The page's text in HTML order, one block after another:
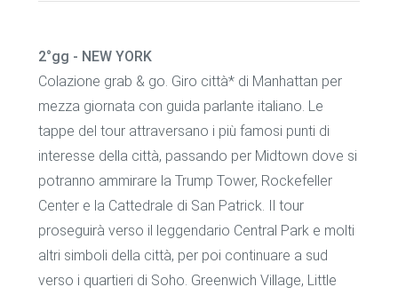
2°gg - NEW YORK
Colazione grab & go. Giro città* di Manhattan per
mezza giornata con guida parlante italiano. Le
tappe del tour attraversano i più famosi punti di
interesse della città, passando per Midtown dove si
potranno ammirare la Trump Tower, Rockefeller
Center e la Cattedrale di San Patrick. Il tour
proseguirà verso il leggendario Central Park e molti
altri simboli della città, per poi continuare a sud
verso i quartieri di Soho. Greenwich Village, Little